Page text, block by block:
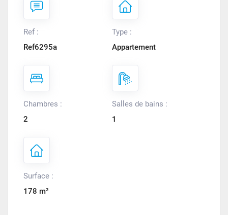
Ref :
Ref6295a
Type :
Appartement
Chambres :
2
Salles de bains :
1
Surface :
178 m²